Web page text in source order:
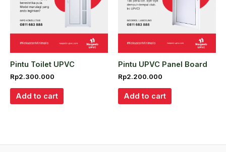
Pintu Toilet UPVC
Rp2.300.000
Add to cart
Pintu UPVC Panel Board
Rp2.200.000
Add to cart